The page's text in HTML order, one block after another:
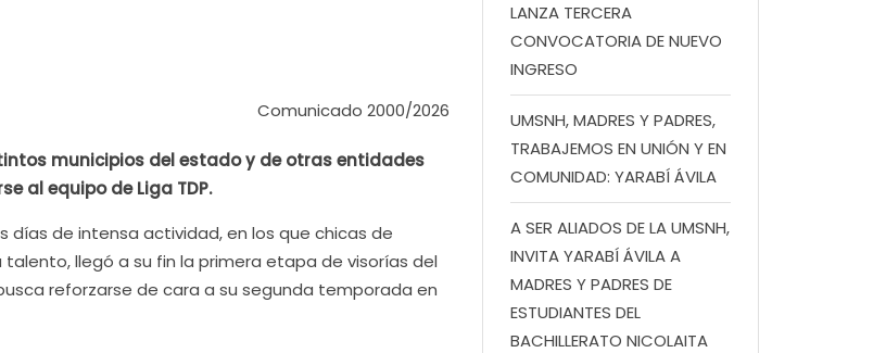
Comunicado 2000/2026
municipios del estado y de otras entidades
al equipo de Liga TDP.
días de intensa actividad, en los que chicas de
llegó a su fin la primera etapa de visorías del
reforzarse de cara a su segunda temporada en
LANZA TERCERA
CONVOCATORIA DE NUEVO
INGRESO
UMSNH, MADRES Y PADRES,
TRABAJEMOS EN UNIÓN Y EN
COMUNIDAD: YARABÍ ÁVILA
A SER ALIADOS DE LA UMSNH,
INVITA YARABÍ ÁVILA A
MADRES Y PADRES DE
ESTUDIANTES DEL
BACHILLERATO NICOLAITA